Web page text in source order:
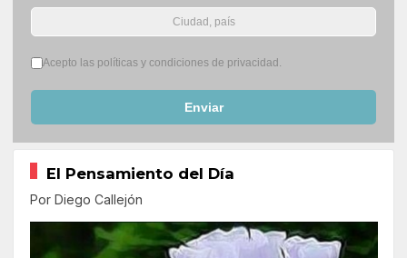
Términos del servicio*
Acepto las políticas y condiciones de privacidad.
Enviar
El Pensamiento del Día
Por Diego Callejón